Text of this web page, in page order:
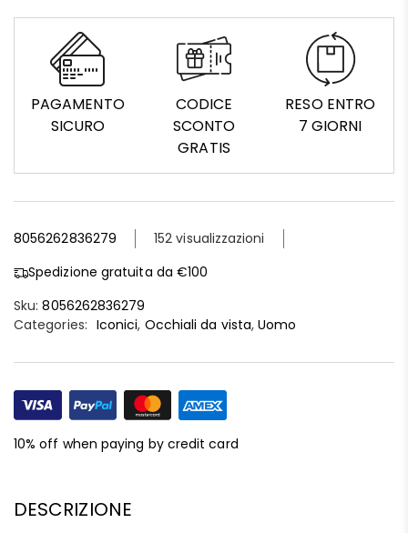
PAGAMENTO
SICURO
CODICE
SCONTO
GRATIS
RESO ENTRO
7 GIORNI
8056262836279
152 visualizzazioni
Spedizione gratuita da €100
Sku: 8056262836279
Categories: Iconici, Occhiali da vista,Uomo
10% off when paying by credit card
DESCRIZIONE